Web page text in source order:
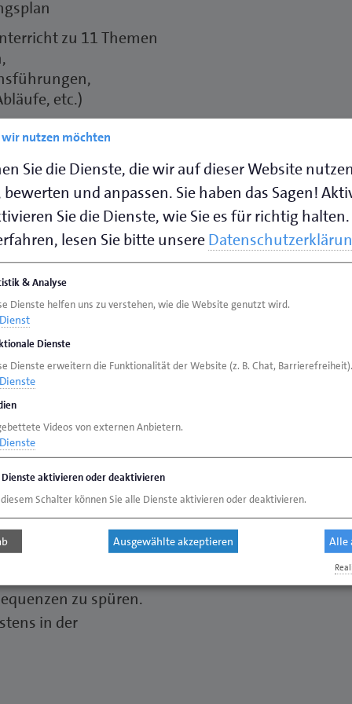
zu 11 Themen
etc.)
in Klasse 7 bis 10 im
in der Sek. 2.
zu beginnen!
Holstein
und
werden kann.
auf spielerische
Abläufe in Betrieben
in das
im geschützten
Unternehmertum,
und den
die Möglichkeit
zu spüren.
in der
nutzen möchten
Sie die Dienste, die wir auf dieser Website
und anpassen. Sie haben das Sagen!
Sie die Dienste, wie Sie es für richtig halten.
lesen Sie bitte unsere
& Analyse
Dienste helfen uns zu verstehen, wie die Website genutzt wird.
Dienst
Dienste
Dienste erweitern die Funktionalität der Website (z. B. Chat, Barrierefreiheit).
Dienste
Videos von externen Anbietern.
Dienste
Dienste aktivieren oder deaktivieren
Schalter können Sie alle Dienste aktivieren oder deaktivieren.
Ausgewählte akzeptieren Alle